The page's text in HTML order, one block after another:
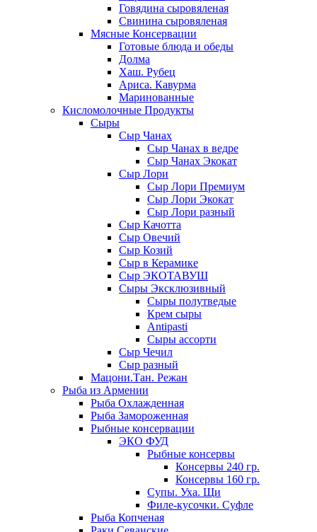
Говядина сыровяленая
Свинина сыровяленая
Мясные Консервации
Готовые блюда и обеды
Долма
Хаш. Рубец
Ариса. Кавурма
Маринованные
Кисломолочные Продукты
Сыры
Сыр Чанах
Сыр Чанах в ведре
Сыр Чанах Экокат
Сыр Лори
Сыр Лори Премиум
Сыр Лори Экокат
Сыр Лори разный
Сыр Качотта
Сыр Овечий
Сыр Козий
Сыр в Керамике
Сыр ЭКОТАВУШ
Сыры Эксклюзивный
Сыры полутведые
Крем сыры
Antipasti
Сыры ассорти
Сыр Чечил
Сыр разный
Мацони.Тан. Режан
Рыба из Армении
Рыба Охлажденная
Рыба Замороженная
Рыбные консервации
ЭКО ФУД
Рыбные консервы
Консервы 240 гр.
Консервы 160 гр.
Супы. Уха. Щи
Филе-кусочки. Суфле
Рыба Копченая